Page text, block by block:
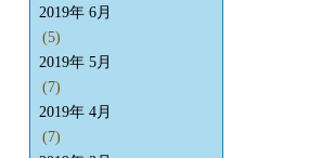
2019年 6月
(5)
2019年 5月
(7)
2019年 4月
(7)